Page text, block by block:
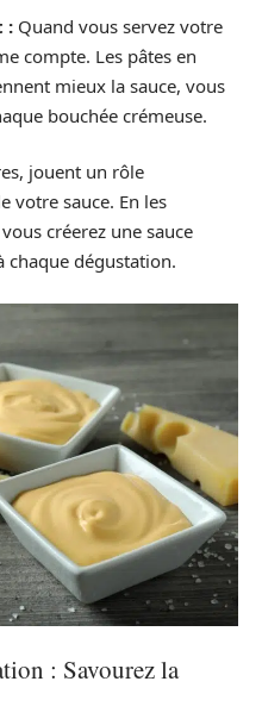
: Quand vous servez votre
compte. Les pâtes en
mieux la sauce, vous
bouchée crémeuse.
jouent un rôle
votre sauce. En les
créerez une sauce
chaque dégustation.
: Savourez la